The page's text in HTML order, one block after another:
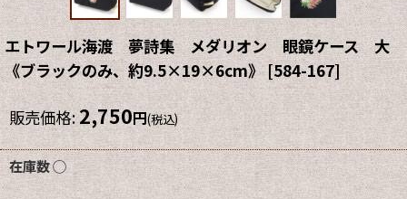
エトワール海渡 夢詩集 メダリオン 眼鏡ケース 大
《ブラックのみ、約9.5×19×6cm》 [584-167]
販売価格:2,750円(税込)
在庫数 ◯